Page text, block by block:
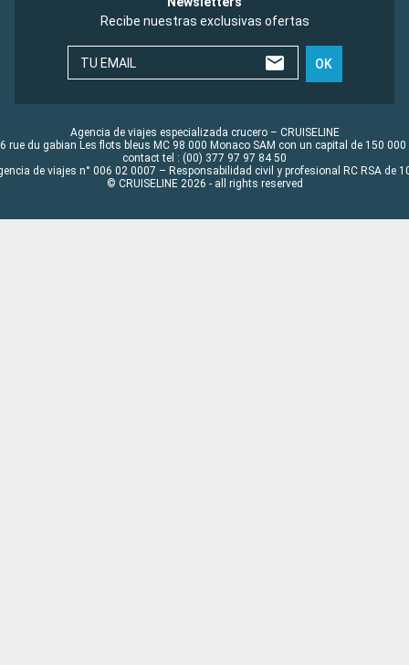
Recibe nuestras exclusivas ofertas
TU EMAIL OK
Agencia de viajes especializada crucero – CRUISELINE
rue du gabian Les flots bleus MC 98 000 Monaco SAM con un capital de 150 000
contact tel : (00) 377 97 97 84 50
de viajes n° 006 02 0007 – Responsabilidad civil y profesional RC RSA de
© CRUISELINE 2026 - all rights reserved